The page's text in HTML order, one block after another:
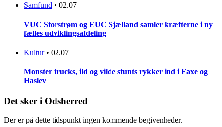
Samfund • 02.07
VUC Storstrøm og EUC Sjælland samler kræfterne i ny
fælles udviklingsafdeling
Kultur • 02.07
Monster trucks, ild og vilde stunts rykker ind i Faxe og
Haslev
Det sker i Odsherred
Der er på dette tidspunkt ingen kommende begivenheder.